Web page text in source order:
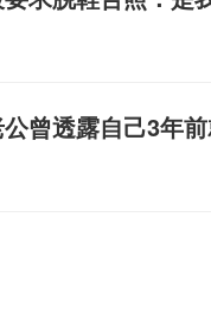
曾透露自己3年